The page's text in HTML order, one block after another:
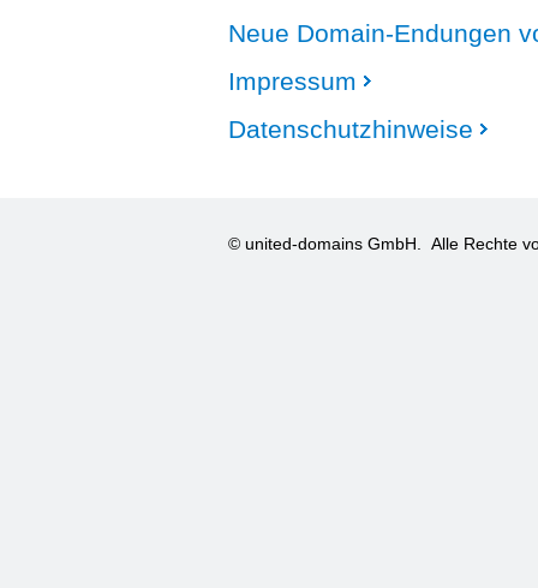
Neue Domain-Endungen
Impressum
Datenschutzhinweise
© united-domains GmbH. Alle Rechte